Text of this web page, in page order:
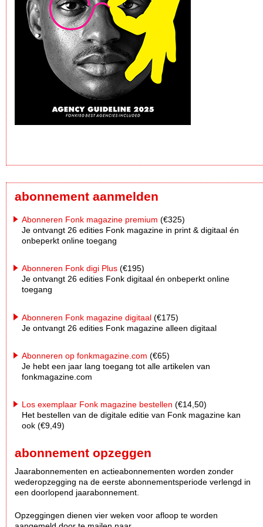
abonnement aanmelden
Abonneren Fonk magazine premium (€325)
Je ontvangt 26 edities Fonk magazine in print & digitaal én
onbeperkt online toegang
Abonneren Fonk digi Plus (€195)
Je ontvangt 26 edities Fonk digitaal én onbeperkt online
toegang
Abonneren Fonk magazine digitaal (€175)
Je ontvangt 26 edities Fonk magazine alleen digitaal
Abonneren op fonkmagazine.com (€65)
Je hebt een jaar lang toegang tot alle artikelen van
fonkmagazine.com
Los exemplaar Fonk magazine bestellen (€14,50)
Het bestellen van de digitale editie van Fonk magazine kan
ook (€9,49)
abonnement opzeggen
Jaarabonnementen en actieabonnementen worden zonder
wederopzegging na de eerste abonnementsperiode verlengd in
een doorlopend jaarabonnement.
Opzeggingen dienen vier weken voor afloop te worden